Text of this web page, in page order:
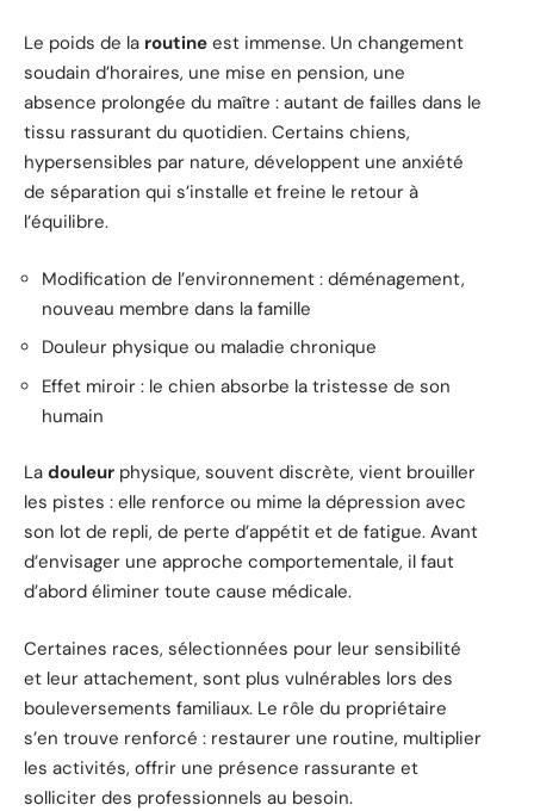
Le poids de la routine est immense. Un changement
soudain d’horaires, une mise en pension, une
absence prolongée du maître : autant de failles dans le
tissu rassurant du quotidien. Certains chiens,
hypersensibles par nature, développent une anxiété
de séparation qui s’installe et freine le retour à
l’équilibre.
Modification de l’environnement : déménagement,
nouveau membre dans la famille
Douleur physique ou maladie chronique
Effet miroir : le chien absorbe la tristesse de son
humain
La douleur physique, souvent discrète, vient brouiller
les pistes : elle renforce ou mime la dépression avec
son lot de repli, de perte d’appétit et de fatigue. Avant
d’envisager une approche comportementale, il faut
d’abord éliminer toute cause médicale.
Certaines races, sélectionnées pour leur sensibilité
et leur attachement, sont plus vulnérables lors des
bouleversements familiaux. Le rôle du propriétaire
s’en trouve renforcé : restaurer une routine, multiplier
les activités, offrir une présence rassurante et
solliciter des professionnels au besoin.